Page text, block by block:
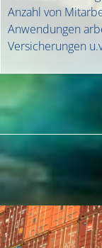
Anzahl von
Anwendungen
Versicherungen